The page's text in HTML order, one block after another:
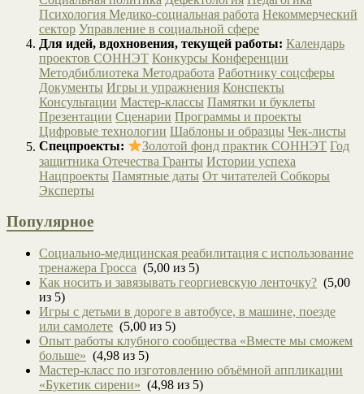
Психология Медико-социальная работа Некоммерческий
сектор Управление в социальной сфере
Для идей, вдохновения, текущей работы: Календарь
проектов СОННЭТ Конкурсы Конференции
Методбиблиотека Методработа Работнику соцсферы
Документы Игры и упражнения Конспекты
Консультации Мастер-классы Памятки и буклеты
Презентации Сценарии Программы и проекты
Цифровые технологии Шаблоны и образцы Чек-листы
Спецпроекты:
Золотой фонд практик СОННЭТ Год
защитника Отечества Гранты Истории успеха
Нацпроекты Памятные даты От читателей Собкоры
Эксперты
Популярное
Социально-медицинская реабилитация с использование
тренажера Гросса (5,00 из 5)
Как носить и завязывать георгиевскую ленточку? (5,00
из 5)
Игры с детьми в дороге в автобусе, в машине, поезде
или самолете (5,00 из 5)
Опыт работы клубного сообщества «Вместе мы сможем
больше» (4,98 из 5)
Мастер-класс по изготовлению объёмной аппликации
«Букетик сирени» (4,98 из 5)